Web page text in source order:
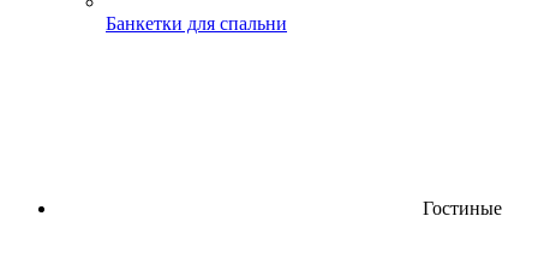
Банкетки для спальни
Гостиные